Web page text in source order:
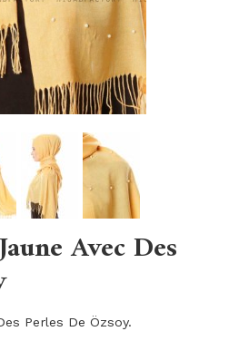
Avec Des
Perles De Özsoy.